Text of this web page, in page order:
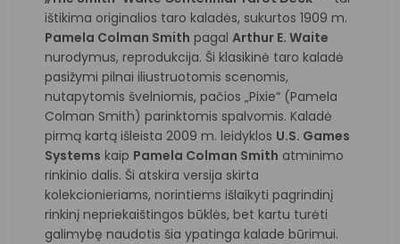
ištikima originalios taro kaladės, sukurtos 1909 m.
Pamela Colman Smith pagal Arthur E. Waite
nurodymus, reprodukcija. Ši klasikinė taro kaladė
pasižymi pilnai iliustruotomis scenomis,
nutapytomis švelniomis, pačios „Pixie“ (Pamela
Colman Smith) parinktomis spalvomis. Kaladė
pirmą kartą išleista 2009 m. leidyklos U.S. Games
Systems kaip Pamela Colman Smith atminimo
rinkinio dalis. Ši atskira versija skirta
kolekcionieriams, norintiems išlaikyti pagrindinį
rinkinį nepriekaištingos būklės, bet kartu turėti
galimybę naudotis šia ypatinga kalade būrimui.